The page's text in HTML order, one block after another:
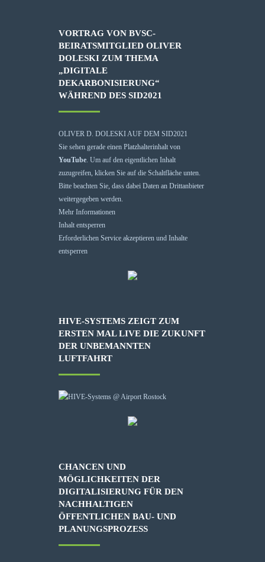
VORTRAG VON BVSC-
BEIRATSMITGLIED OLIVER
DOLESKI ZUM THEMA
„DIGITALE
DEKARBONISIERUNG“
WÄHREND DES SID2021
OLIVER D. DOLESKI AUF DEM SID2021
Sie sehen gerade einen Platzhalterinhalt von
YouTube. Um auf den eigentlichen Inhalt
zuzugreifen, klicken Sie auf die Schaltfläche unten.
Bitte beachten Sie, dass dabei Daten an Drittanbieter
weitergegeben werden.
Mehr Informationen
Inhalt entsperren
Erforderlichen Service akzeptieren und Inhalte
entsperren
HIVE-SYSTEMS ZEIGT ZUM
ERSTEN MAL LIVE DIE ZUKUNFT
DER UNBEMANNTEN
LUFTFAHRT
CHANCEN UND
MÖGLICHKEITEN DER
DIGITALISIERUNG FÜR DEN
NACHHALTIGEN
ÖFFENTLICHEN BAU- UND
PLANUNGSPROZESS